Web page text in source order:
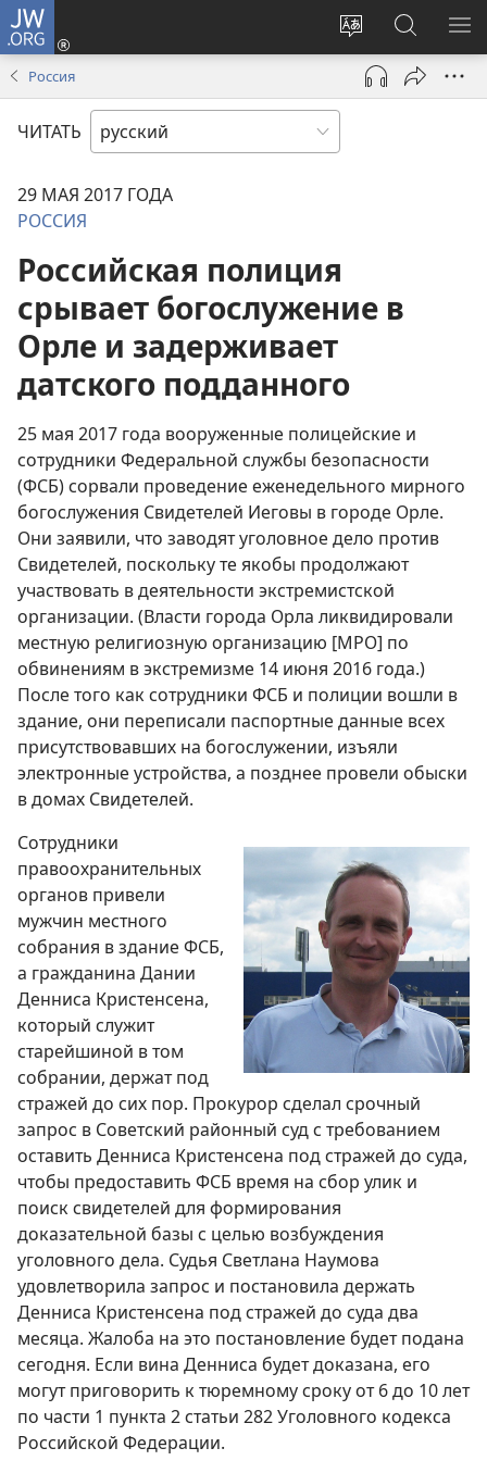
JW.ORG
Изменить
язык
сайта
Войти
(открывается
новом
окне)
Поиск
по
jw.org
Россия
ЧИТАТЬ
29 МАЯ 2017 ГОДА
РОССИЯ
Российская полиция
срывает богослужение в
Орле и задерживает
датского подданного
25 мая 2017 года вооруженные полицейские и
сотрудники Федеральной службы безопасности
(ФСБ) сорвали проведение еженедельного мирного
богослужения Свидетелей Иеговы в городе Орле.
Они заявили, что заводят уголовное дело против
Свидетелей, поскольку те якобы продолжают
участвовать в деятельности экстремистской
организации. (Власти города Орла ликвидировали
местную религиозную организацию [МРО] по
обвинениям в экстремизме 14 июня 2016 года.)
После того как сотрудники ФСБ и полиции вошли в
здание, они переписали паспортные данные всех
присутствовавших на богослужении, изъяли
электронные устройства, а позднее провели обыски
в домах Свидетелей.
Сотрудники
правоохранительных
органов привели
мужчин местного
собрания в здание ФСБ,
а гражданина Дании
Денниса Кристенсена,
который служит
старейшиной в том
собрании, держат под
стражей до сих пор. Прокурор сделал срочный
запрос в Советский районный суд с требованием
оставить Денниса Кристенсена под стражей до суда,
чтобы предоставить ФСБ время на сбор улик и
поиск свидетелей для формирования
доказательной базы с целью возбуждения
уголовного дела. Судья Светлана Наумова
удовлетворила запрос и постановила держать
Денниса Кристенсена под стражей до суда два
месяца. Жалоба на это постановление будет подана
сегодня. Если вина Денниса будет доказана, его
могут приговорить к тюремному сроку от 6 до 10 лет
по части 1 пункта 2 статьи 282 Уголовного кодекса
Российской Федерации.